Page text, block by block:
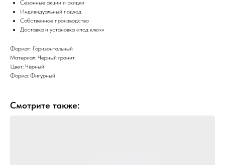
Сезонные акции и скидки
Индивидуальный подход
Собственное производство
Доставка и установка «под ключ»
Формат: Горизонтальный
Материал: Черный гранит
Цвет: Чёрный
Форма: Фигурный
Смотрите также: